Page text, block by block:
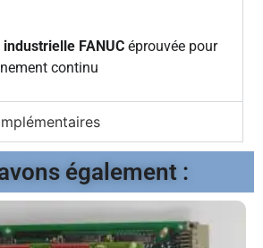
FANUC éprouvée pour
continu
également :